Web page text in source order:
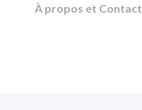
À propos et Contact